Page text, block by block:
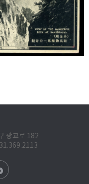
광교로 182